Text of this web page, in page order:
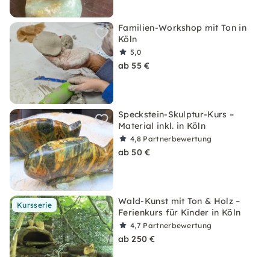
Familien-Workshop mit Ton in
Köln
5,0
ab 55 €
Speckstein-Skulptur-Kurs –
Material inkl. in Köln
4,8 Partnerbewertung
ab 50 €
Kursserie
Wald-Kunst mit Ton & Holz –
Ferienkurs für Kinder in Köln
4,7 Partnerbewertung
ab 250 €